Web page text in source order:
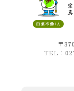
〒
TEL：